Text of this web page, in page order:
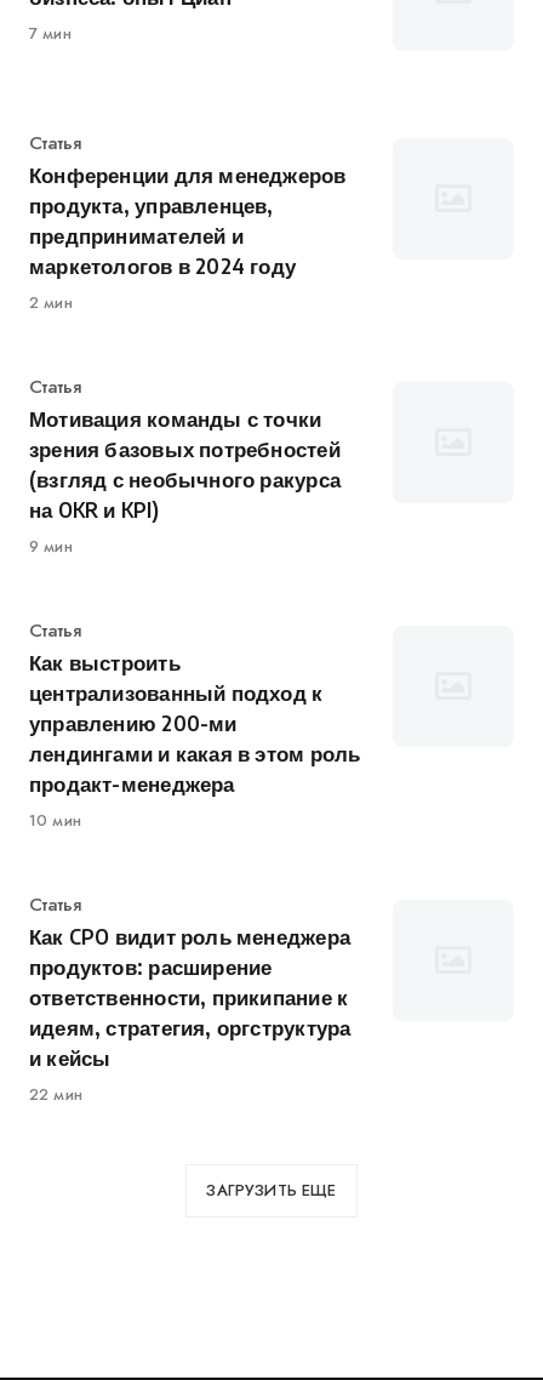
7 мин
Категория
Статья
Конференции для менеджеров
продукта, управленцев,
предпринимателей и
маркетологов в 2024 году
2 мин
Категория
Статья
Мотивация команды с точки
зрения базовых потребностей
(взгляд с необычного ракурса
на OKR и KPI)
9 мин
Категория
Статья
Как выстроить
централизованный подход к
управлению 200-ми
лендингами и какая в этом роль
продакт-менеджера
10 мин
Категория
Статья
Как CPO видит роль менеджера
продуктов: расширение
ответственности, прикипание к
идеям, стратегия, оргструктура
и кейсы
22 мин
ЗАГРУЗИТЬ ЕЩЕ